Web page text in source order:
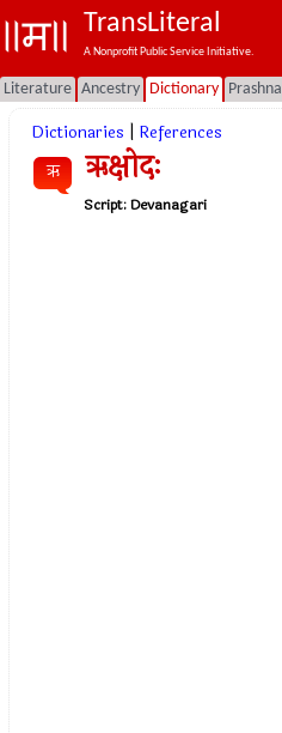
TransLiteral
A Nonprofit Public Service Initiative.
Literature Ancestry Dictionary Prashna
Dictionaries References
ऋ ऋक्षोदः
Script:Devanagari